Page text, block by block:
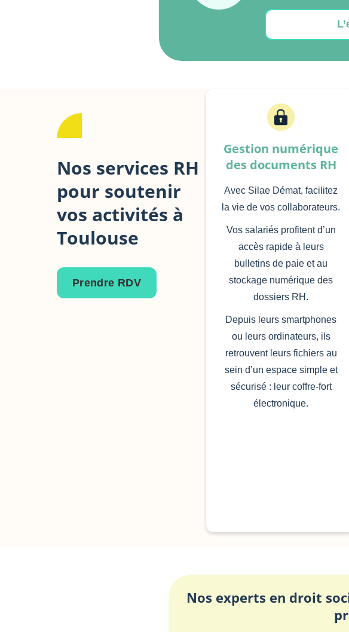
Nos services RH
pour soutenir
vos activités à
Toulouse
Prendre RDV
Gestion numérique
des documents RH
Avec Silae Démat, facilitez
la vie de vos collaborateurs.
Vos salariés profitent d’un
accès rapide à leurs
bulletins de paie et au
stockage numérique des
dossiers RH.
Depuis leurs smartphones
ou leurs ordinateurs, ils
retrouvent leurs fichiers au
sein d’un espace simple et
sécurisé : leur coffre-fort
électronique.
Nos experts en droit